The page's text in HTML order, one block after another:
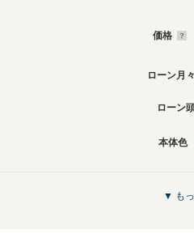
価格
ローン月
ローン
本体色
▼ も